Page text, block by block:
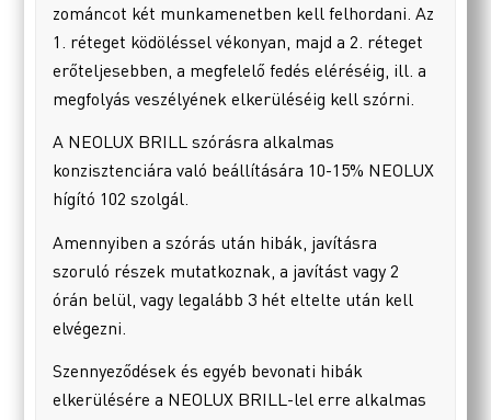
zománcot két munkamenetben kell felhordani. Az
1. réteget ködöléssel vékonyan, majd a 2. réteget
erőteljesebben, a megfelelő fedés eléréséig, ill. a
megfolyás veszélyének elkerüléséig kell szórni.
A NEOLUX BRILL szórásra alkalmas
konzisztenciára való beállítására 10-15% NEOLUX
hígító 102 szolgál.
Amennyiben a szórás után hibák, javításra
szoruló részek mutatkoznak, a javítást vagy 2
órán belül, vagy legalább 3 hét eltelte után kell
elvégezni.
Szennyeződések és egyéb bevonati hibák
elkerülésére a NEOLUX BRILL-lel erre alkalmas